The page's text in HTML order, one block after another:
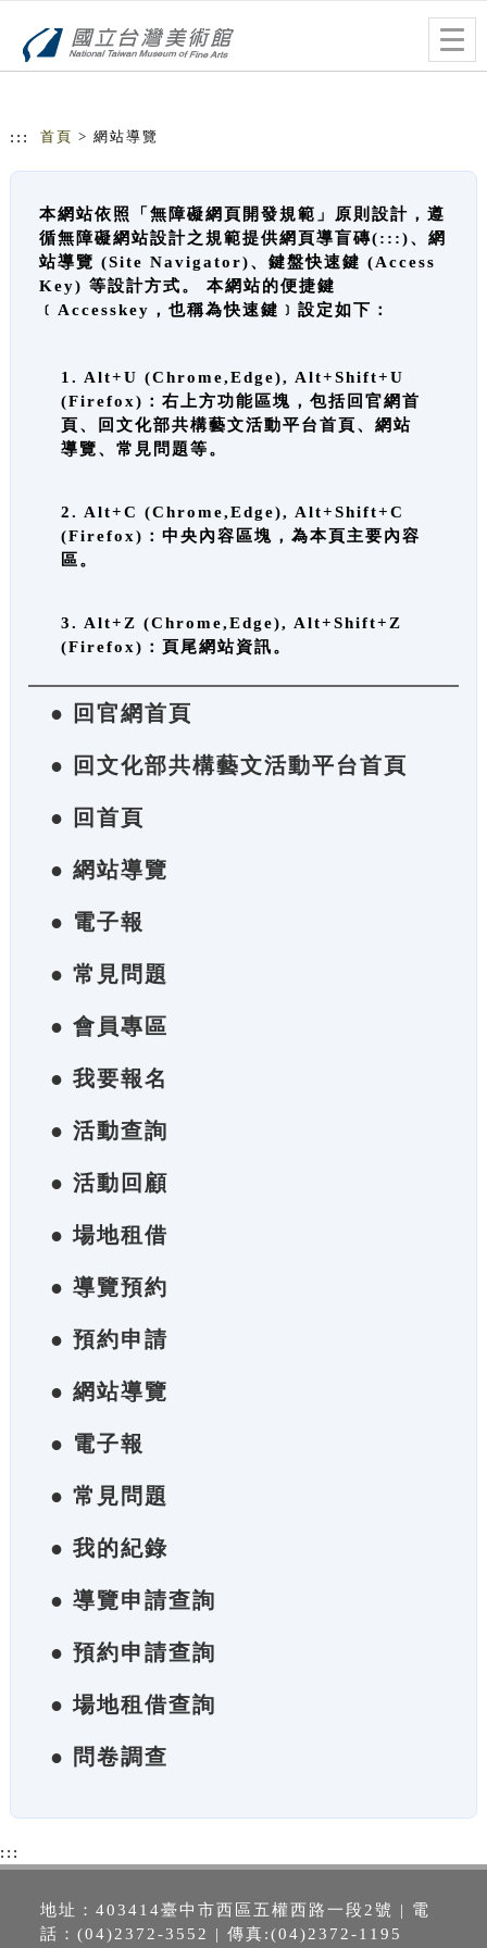
::: 首頁 > 網站導覽
本網站依照「無障礙網頁開發規範」原則設計，遵
循無障礙網站設計之規範提供網頁導盲磚(:::)、網
站導覽 (Site Navigator)、鍵盤快速鍵 (Access
Key) 等設計方式。 本網站的便捷鍵
﹝Accesskey，也稱為快速鍵﹞設定如下：
1. Alt+U (Chrome,Edge), Alt+Shift+U
(Firefox)：右上方功能區塊，包括回官網首
頁、回文化部共構藝文活動平台首頁、網站
導覽、常見問題等。
2. Alt+C (Chrome,Edge), Alt+Shift+C
(Firefox)：中央內容區塊，為本頁主要內容
區。
3. Alt+Z (Chrome,Edge), Alt+Shift+Z
(Firefox)：頁尾網站資訊。
● 回官網首頁
● 回文化部共構藝文活動平台首頁
● 回首頁
● 網站導覽
● 電子報
● 常見問題
● 會員專區
● 我要報名
● 活動查詢
● 活動回顧
● 場地租借
● 導覽預約
● 預約申請
● 網站導覽
● 電子報
● 常見問題
● 我的紀錄
● 導覽申請查詢
● 預約申請查詢
● 場地租借查詢
● 問卷調查
:::
地址：403414臺中市西區五權西路一段2號 | 電
話：(04)2372-3552 | 傳真:(04)2372-1195